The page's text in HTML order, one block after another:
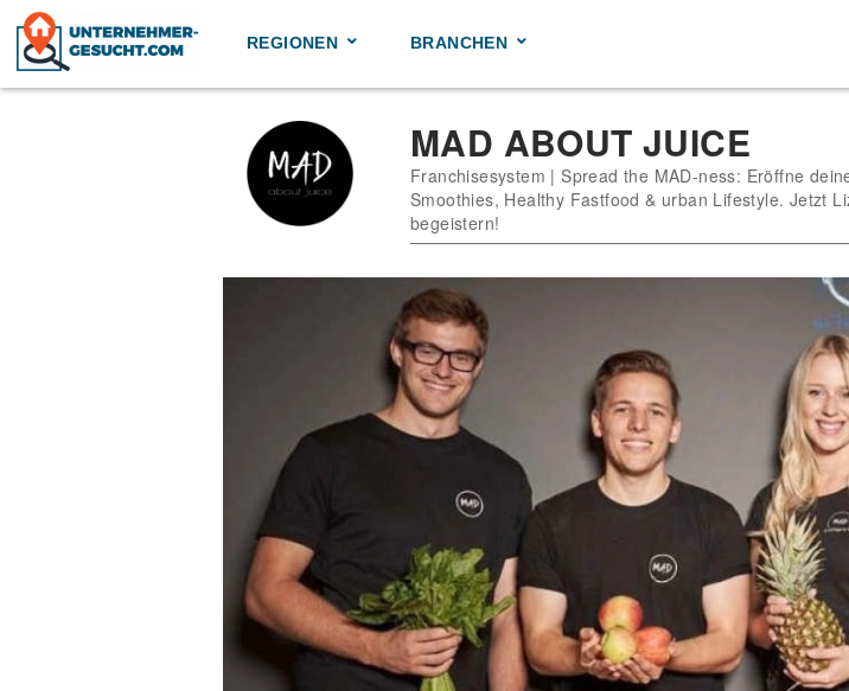
Skip
content
REGIONEN BRANCHEN
MAD ABOUT JUICE
Franchisesystem | Spread the MAD-ness: Eröffne
Smoothies, Healthy Fastfood & urban Lifestyle. Jetzt
begeistern!